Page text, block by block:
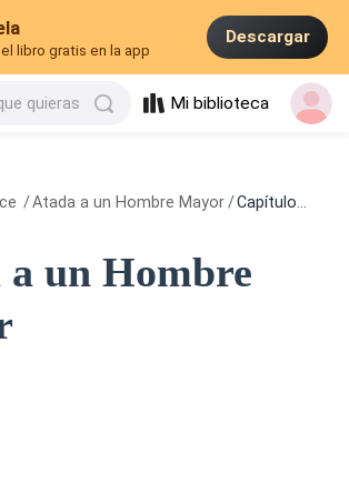
libro gratis en la app
Descargar
quieras Mi biblioteca
/Atada a un Hombre Mayor /Capítulo 1
un Hombre